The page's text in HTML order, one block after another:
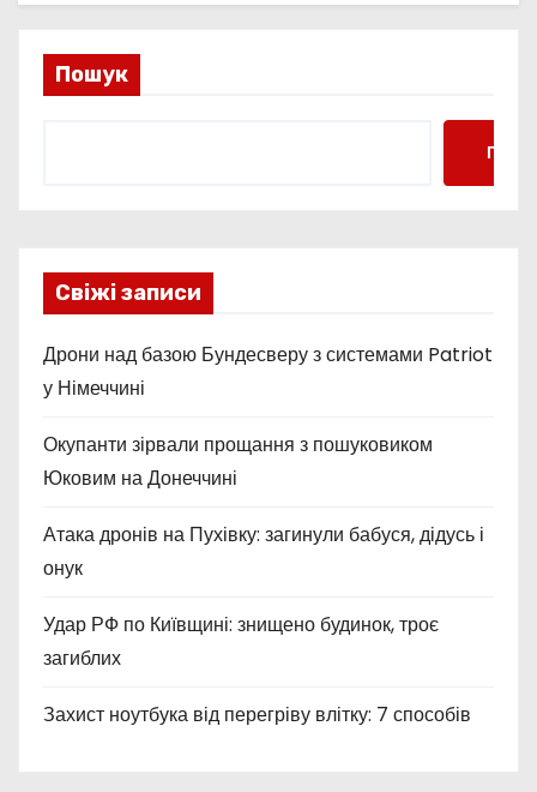
Пошук
Свіжі записи
Дрони над базою Бундесверу з системами Patriot
у Німеччині
Окупанти зірвали прощання з пошуковиком
Юковим на Донеччині
Атака дронів на Пухівку: загинули бабуся, дідусь і
онук
Удар РФ по Київщині: знищено будинок, троє
загиблих
Захист ноутбука від перегріву влітку: 7 способів